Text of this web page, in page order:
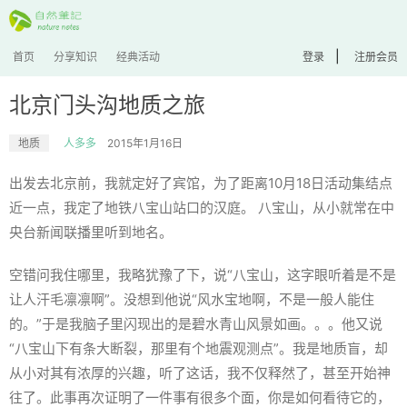
首页 分享知识 经典活动 登录 注册会员
北京门头沟地质之旅
地质 人多多 2015年1月16日
出发去北京前，我就定好了宾馆，为了距离10月18日活动集结点
近一点，我定了地铁八宝山站口的汉庭。 八宝山，从小就常在中
央台新闻联播里听到地名。
空错问我住哪里，我略犹豫了下，说“八宝山，这字眼听着是不是
让人汗毛凛凛啊”。没想到他说“风水宝地啊，不是一般人能住
的。”于是我脑子里闪现出的是碧水青山风景如画。。。他又说
“八宝山下有条大断裂，那里有个地震观测点”。我是地质盲，却
从小对其有浓厚的兴趣，听了这话，我不仅释然了，甚至开始神
往了。此事再次证明了一件事有很多个面，你是如何看待它的，